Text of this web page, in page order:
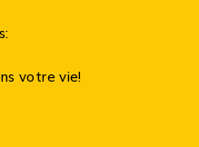
votre vie!